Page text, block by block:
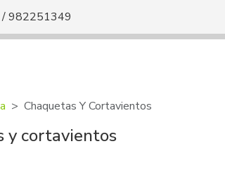
982251349
Chaquetas Y Cortavientos
y cortavientos